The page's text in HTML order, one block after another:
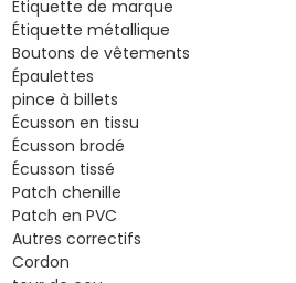
Étiquette de marque
Étiquette métallique
Boutons de vêtements
Épaulettes
pince à billets
Écusson en tissu
Écusson brodé
Écusson tissé
Patch chenille
Patch en PVC
Autres correctifs
Cordon